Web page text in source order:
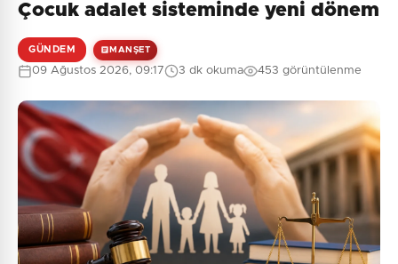
Çocuk adalet sisteminde yeni dönem
GÜNDEM MANŞET
09 Ağustos 2026, 09:17 3 dk okuma 453 görüntülenme